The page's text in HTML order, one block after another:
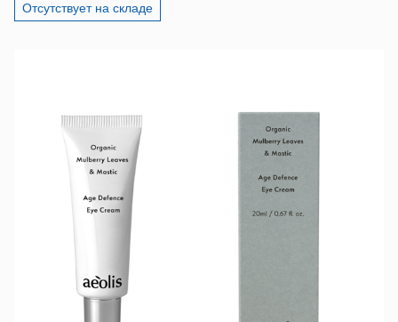
Отсутствует на складе